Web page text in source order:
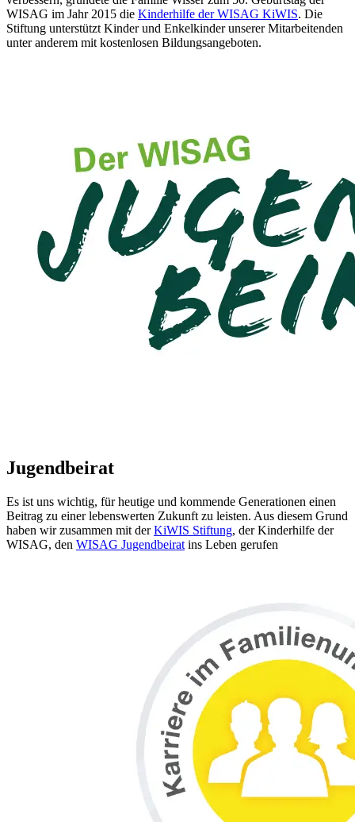
WISAG im Jahr 2015 die Kinderhilfe der WISAG KiWIS. Die
Stiftung unterstützt Kinder und Enkelkinder unserer Mitarbeitenden
unter anderem mit kostenlosen Bildungsangeboten.
Jugendbeirat
Es ist uns wichtig, für heutige und kommende Generationen einen
Beitrag zu einer lebenswerten Zukunft zu leisten. Aus diesem Grund
haben wir zusammen mit derKiWIS Stiftung, der Kinderhilfe der
WISAG, den WISAG Jugendbeirat ins Leben gerufen